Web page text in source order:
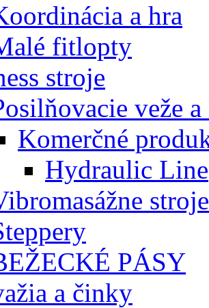
a hra
fitlopty
stroje
veže
Komerčné
Hydraulic Line
stroje
PÁSY
a činky